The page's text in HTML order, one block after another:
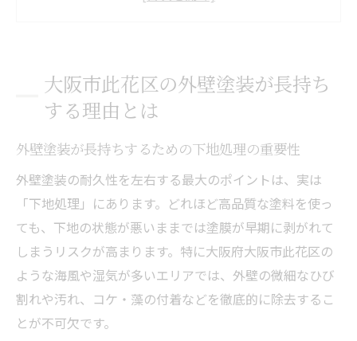
外壁塗装の施工工程で差がつく耐用年数
耐久性重視なら外壁塗装の塗料選びがカギ
フッ素や無機塗料による外壁塗装の耐久性
塩害対策として選ぶべき外壁塗装の種類
外壁塗装で重視すべき塗料の成分と特徴
長持ちする外壁塗装に適した塗料選びのコ
ツ
塗料のグレードが外壁塗装の寿命を左右す
る理由
大阪市此花区の外壁塗装が長持ち
する理由とは
外壁塗装が長持ちするための下地処理の重要性
外壁塗装の耐久性を左右する最大のポイントは、実は
「下地処理」にあります。どれほど高品質な塗料を使っ
ても、下地の状態が悪いままでは塗膜が早期に剥がれて
しまうリスクが高まります。特に大阪府大阪市此花区の
ような海風や湿気が多いエリアでは、外壁の微細なひび
割れや汚れ、コケ・藻の付着などを徹底的に除去するこ
とが不可欠です。